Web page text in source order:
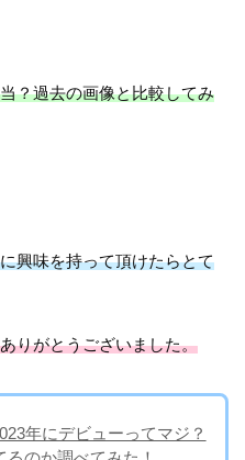
？過去の画像と比較してみ
興味を持って頂けたらとて
りがとうございました。
年にデビューってマジ？